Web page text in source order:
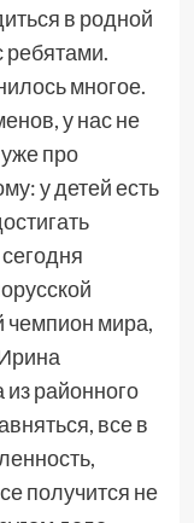
в родной
ребятами.
многое.
у нас не
про
у детей есть
мира,
районного
все в
получится не